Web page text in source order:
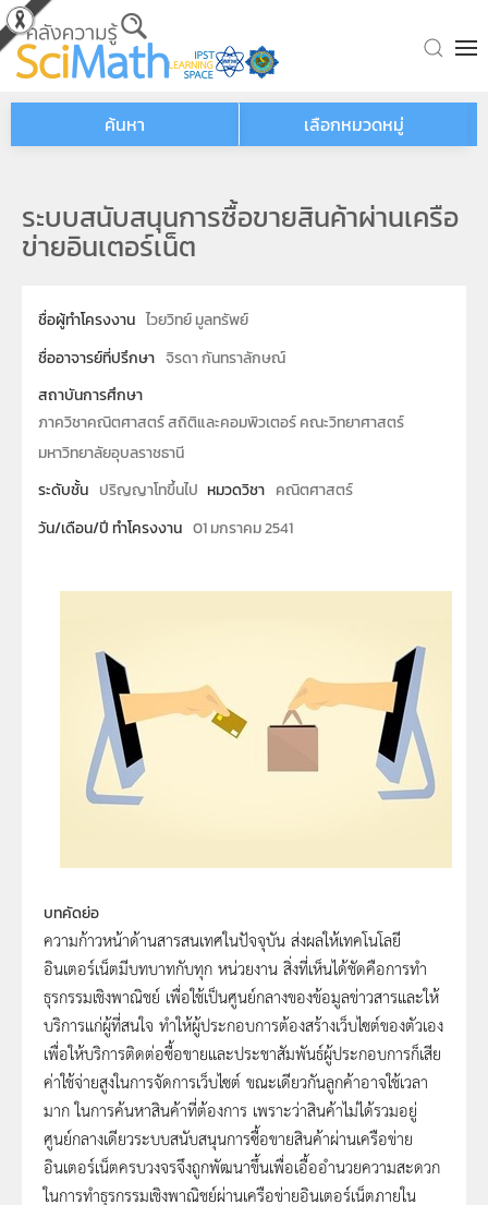
Skip to main content
ค้นหา เลือกหมวดหมู่
ระบบสนับสนุนการซื้อขายสินค้าผ่านเครือ
ข่ายอินเตอร์เน็ต
ชื่อผู้ทำโครงงาน ไวยวิทย์ มูลทรัพย์
ชื่ออาจารย์ที่ปรึกษา จิรดา กันทราลักษณ์
สถาบันการศึกษา
ภาควิชาคณิตศาสตร์ สถิติและคอมพิวเตอร์ คณะวิทยาศาสตร์
มหาวิทยาลัยอุบลราชธานี
ระดับชั้น ปริญญาโทขึ้นไป หมวดวิชา คณิตศาสตร์
วัน/เดือน/ปี ทำโครงงาน 01 มกราคม 2541
บทคัดย่อ
ความก้าวหน้าด้านสารสนเทศในปัจจุบัน ส่งผลให้เทคโนโลยี
อินเตอร์เน็ตมีบทบาทกับทุก หน่วยงาน สิ่งที่เห็นได้ชัดคือการทำ
ธุรกรรมเชิงพาณิชย์ เพื่อใช้เป็นศูนย์กลางของข้อมูลข่าวสารและให้
บริการแก่ผู้ที่สนใจ ทำให้ผู้ประกอบการต้องสร้างเว็บไซต์ของตัวเอง
เพื่อให้บริการติดต่อซื้อขายและประชาสัมพันธ์ผู้ประกอบการก็เสีย
ค่าใช้จ่ายสูงในการจัดการเว็บไซต์ ขณะเดียวกันลูกค้าอาจใช้เวลา
มาก ในการค้นหาสินค้าที่ต้องการ เพราะว่าสินค้าไม่ได้รวมอยู่
ศูนย์กลางเดียวระบบสนับสนุนการซื้อขายสินค้าผ่านเครือข่าย
อินเตอร์เน็ตครบวงจรจึงถูกพัฒนาขึ้นเพื่อเอื้ออำนวยความสะดวก
ในการทำธุรกรรมเชิงพาณิชย์ผ่านเครือข่ายอินเตอร์เน็ตภายใน